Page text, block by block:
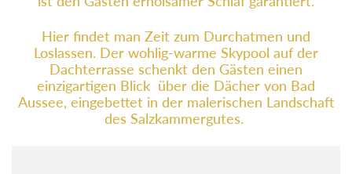
Hier findet man Zeit zum Durchatmen und
Loslassen. Der wohlig-warme Skypool auf der
Dachterrasse schenkt den Gästen einen
einzigartigen Blick über die Dächer von Bad
Aussee, eingebettet in der malerischen Landschaft
des Salzkammergutes.